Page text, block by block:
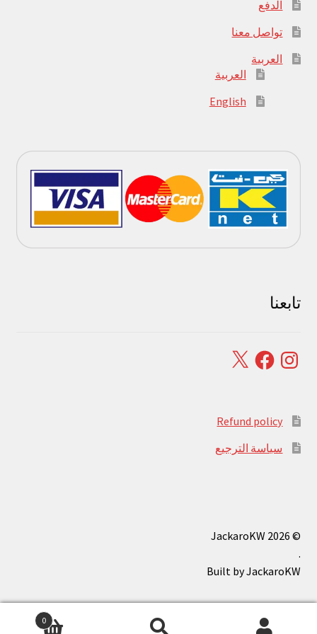
الدفع
تواصل معنا
العربية
العربية
English
تابعنا
Instagram
Facebook
X
Refund policy
سياسة الترجيع
© JackaroKW 2026
.
0